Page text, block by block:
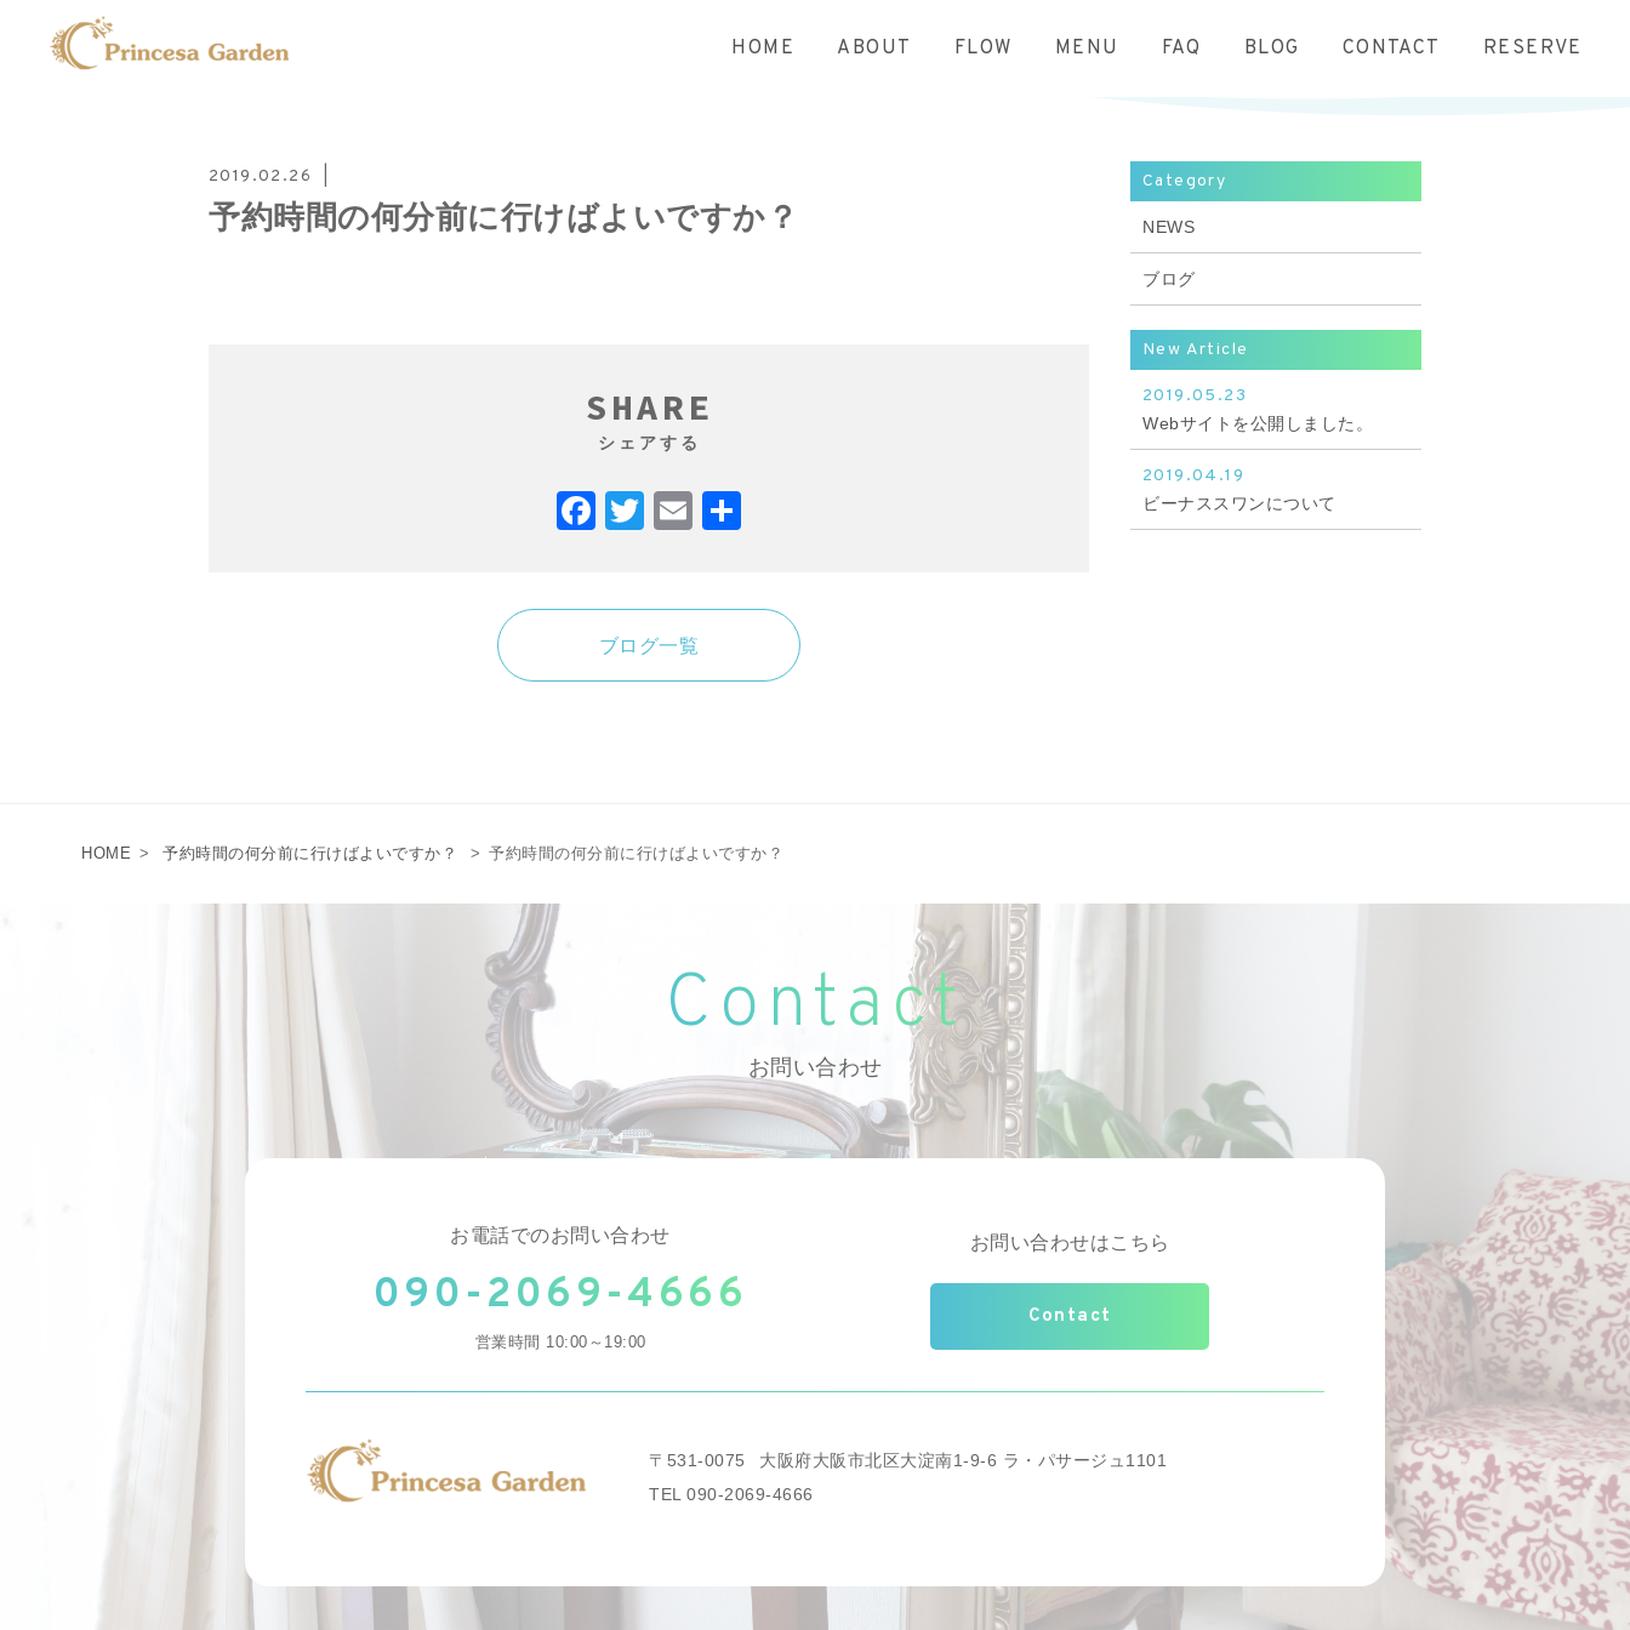
HOME ABOUT FLOW MENU FAQ BLOG CONTACT RESERVE
2019.02.26
予約時間の何分前に行けばよいですか？
SHARE
シェアする
Facebook
TwitterEmail
ブログ一覧
Category
NEWS
ブログ
New Article
2019.05.23
Webサイトを公開しました。
2019.04.19
ビーナススワンについて
HOME > 予約時間の何分前に行けばよいですか？ > 予約時間の何分前に行けばよいですか？
Contact
お問い合わせ
お電話でのお問い合わせ
090-2069-4666
営業時間 10:00～19:00
お問い合わせはこちら
Contact
〒531-0075 大阪府大阪市北区大淀南1-9-6 ラ・パサージュ1101
TEL 090-2069-4666